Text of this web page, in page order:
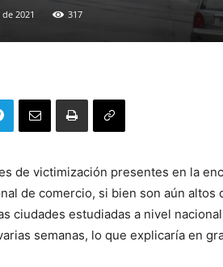
2021 317
de victimización presentes en la
de comercio, si bien son aún altos
ciudades estudiadas a nivel
semanas, lo que explicaría en